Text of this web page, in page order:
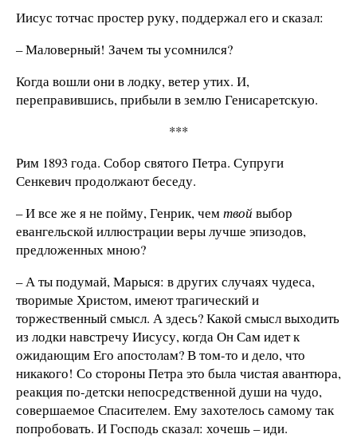
Иисус тотчас простер руку, поддержал его и сказал:
– Маловерный! Зачем ты усомнился?
Когда вошли они в лодку, ветер утих. И,
переправившись, прибыли в землю Генисаретскую.
***
Рим 1893 года. Собор святого Петра. Супруги
Сенкевич продолжают беседу.
– И все же я не пойму, Генрик, чемтвойвыбор
евангельской иллюстрации веры лучше эпизодов,
предложенных мною?
– А ты подумай, Марыся: в других случаях чудеса,
творимые Христом, имеют трагический и
торжественный смысл. А здесь? Какой смысл выходить
из лодки навстречу Иисусу, когда Он Сам идет к
ожидающим Его апостолам? В том-то и дело, что
никакого! Со стороны Петра это была чистая авантюра,
реакция по-детски непосредственной души на чудо,
совершаемое Спасителем. Ему захотелось самому так
попробовать. И Господь сказал: хочешь – иди.